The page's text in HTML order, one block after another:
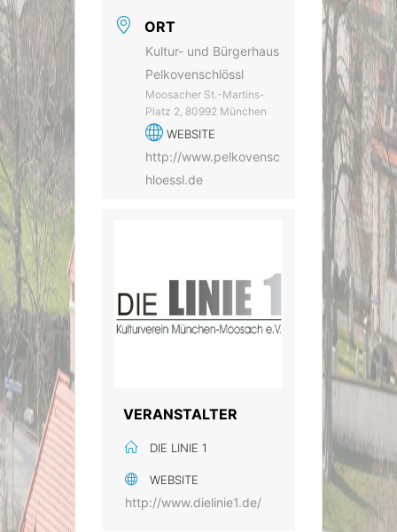
ORT
Kultur- und Bürgerhaus
Pelkovenschlössl
Moosacher St.-Martins-
Platz 2, 80992 München
WEBSITE
http://www.pelkovensc
hloessl.de
VERANSTALTER
DIE LINIE 1
WEBSITE
http://www.dielinie1.de/